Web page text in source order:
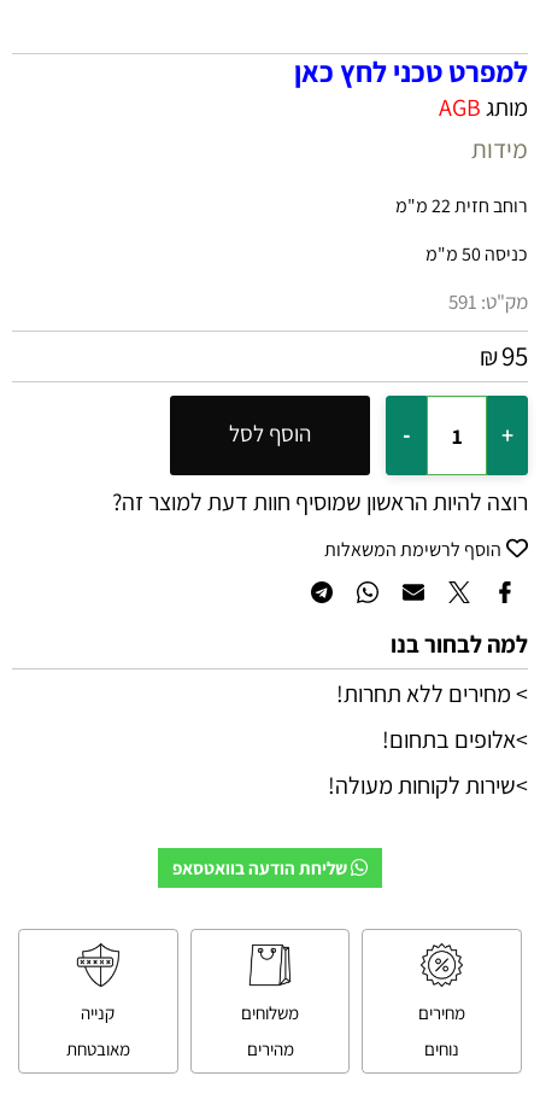
למפרט טכני לחץ כאן
מותגAGB
מידות
רוחב חזית 22 מ"מ
כניסה 50 מ"מ
מק"ט: 591
₪95
הוסף לסל
רוצה להיות הראשון שמוסיף חוות דעת למוצר זה?
הוסף לרשימת המשאלות
למה לבחור בנו
> מחירים ללא תחרות!
>אלופים בתחום!
>שירות לקוחות מעולה!
שליחת הודעה בוואטסאפ
מחירים
נוחים
משלוחים
מהירים
קנייה
מאובטחת